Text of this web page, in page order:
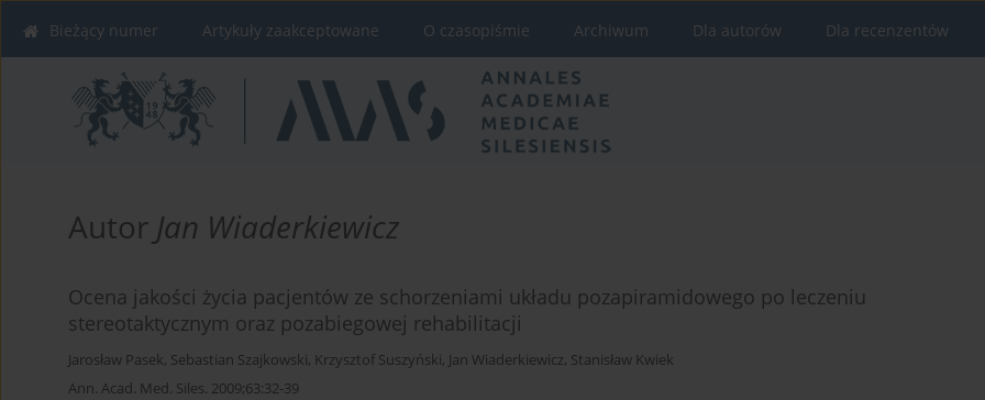
Bieżący numer Artykuły zaakceptowane O czasopiśmie Archiwum Dla autorów Dla recenzentów
Autor Jan Wiaderkiewicz
Ocena jakości życia pacjentów ze schorzeniami układu pozapiramidowego po leczeniu
stereotaktycznym oraz pozabiegowej rehabilitacji
Jarosław Pasek, Sebastian Szajkowski, Krzysztof Suszyński, Jan Wiaderkiewicz, Stanisław Kwiek
Ann. Acad. Med. Siles. 2009;63:32-39